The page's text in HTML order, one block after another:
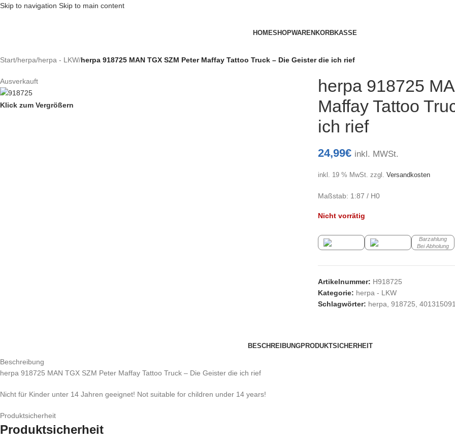
Skip to navigation Skip to main content
HOMESHOPWARENKORBKASSE
Start/herpa/herpa - LKW/herpa 918725 MAN TGX SZM Peter Maffay Tattoo Truck – Die Geister die ich rief
Ausverkauft
Klick zum Vergrößern
herpa 918725
Maffay Tattoo
ich rief
24,99€ inkl. MWSt.
inkl. 19 % MwSt. zzgl. Versandkosten
Maßstab: 1:87 / H0
Nicht vorrätig
Barzahlung
Bei Abholung
Artikelnummer: H918725
Kategorie: herpa - LKW
Schlagwörter: herpa 918725
BESCHREIBUNGPRODUKTSICHERHEIT
Beschreibung
herpa 918725 MAN TGX SZM Peter Maffay Tattoo Truck – Die Geister die ich rief
Nicht für Kinder unter 14 Jahren geeignet! Not suitable for children under 14 years!
Produktsicherheit
Produktsicherheit